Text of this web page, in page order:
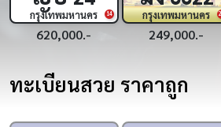
10
กรุงเทพมหานคร
450,000.-
กรุงเทพมหานคร
1,690,000.-
ทะเบียนสวย ราคาถูก